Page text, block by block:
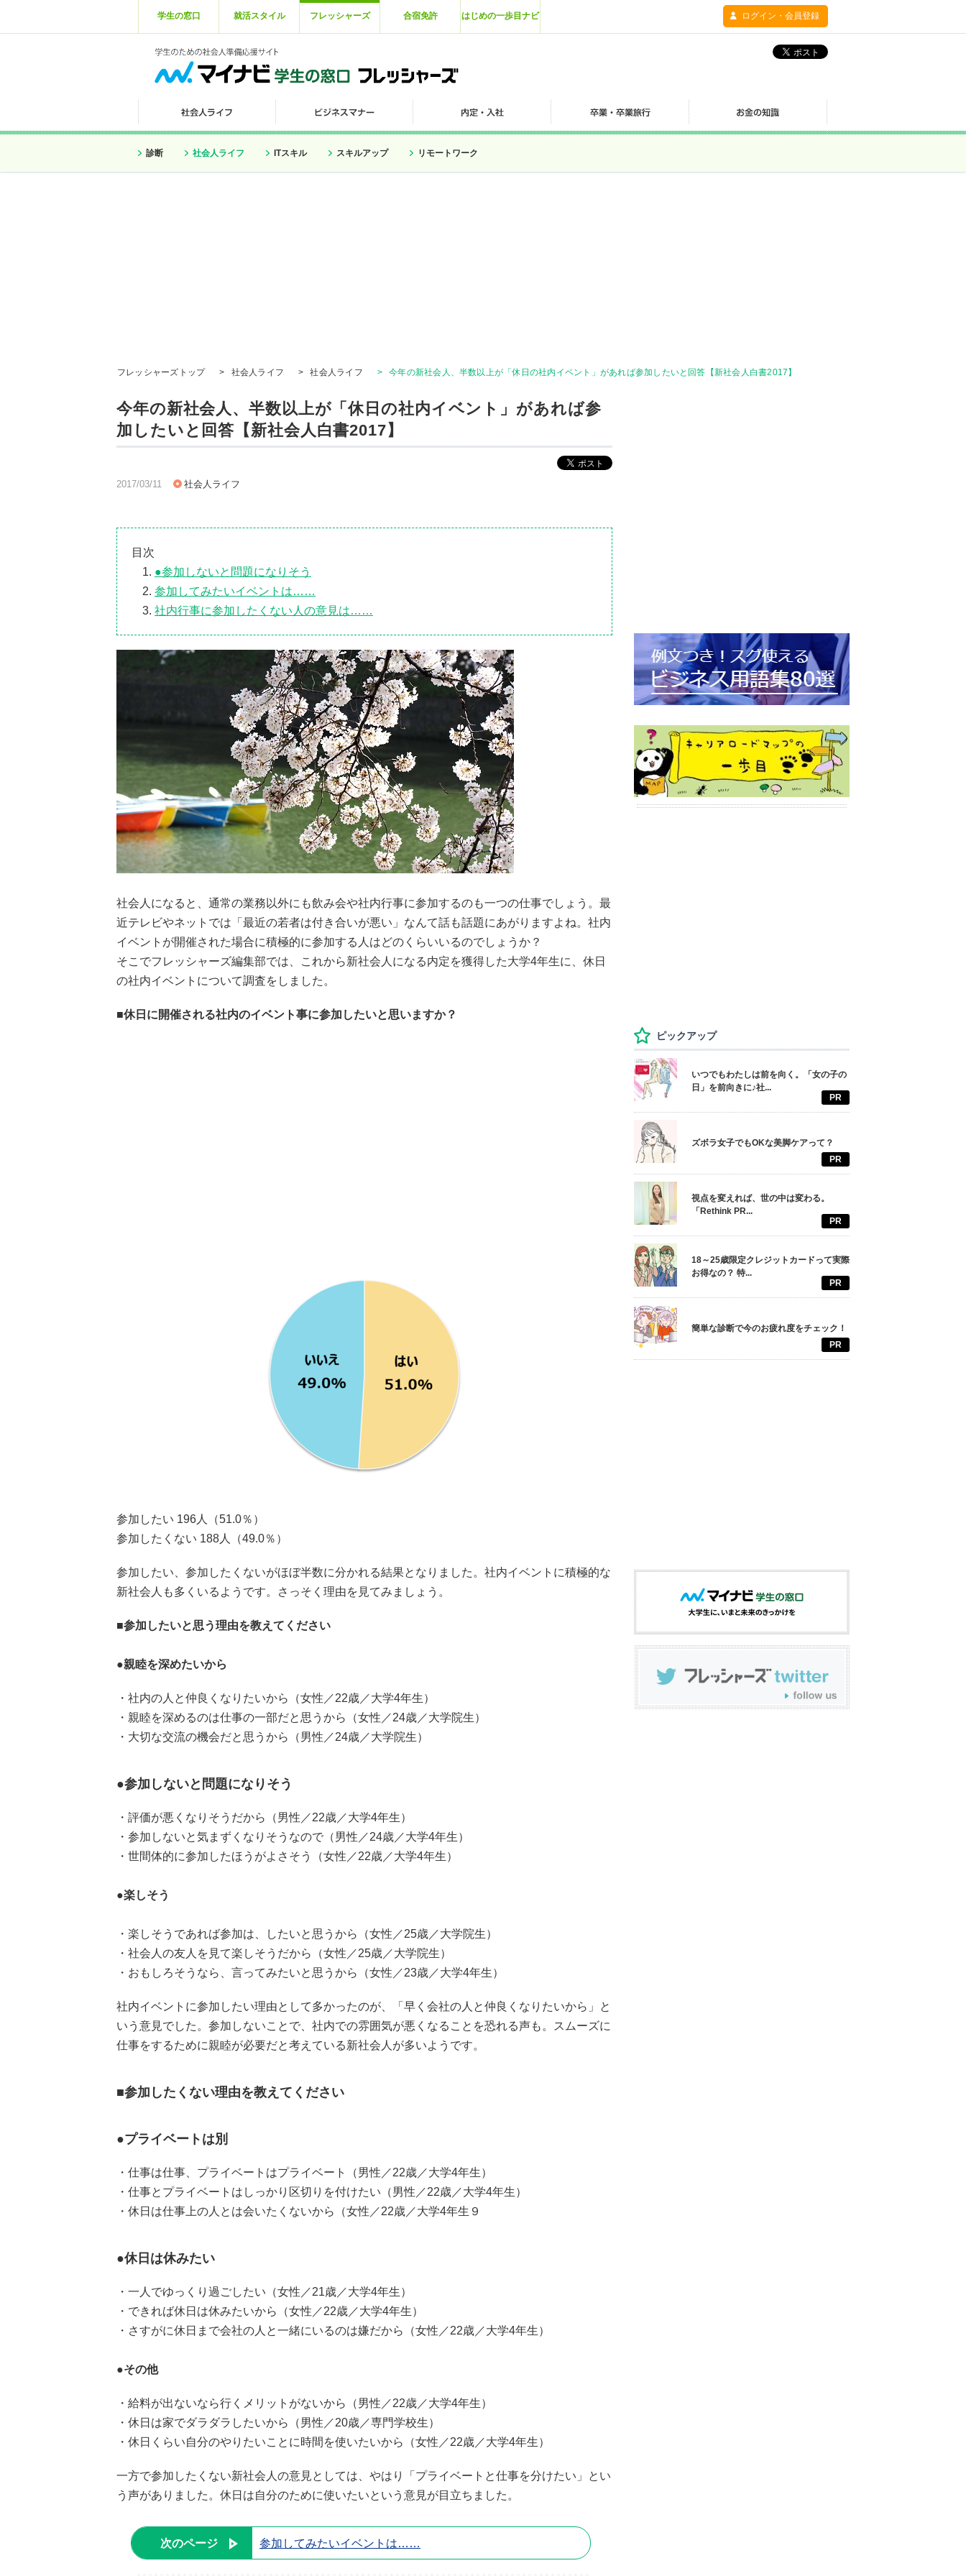
学生の窓口 就活スタイル フレッシャーズ 合宿免許 はじめの一歩目ナビ ログイン・会員登録
診断 社会人ライフ ITスキル スキルアップ リモートワーク
フレッシャーズトップ > 社会人ライフ > 社会人ライフ > 今年の新社会人、半数以上が「休日の社内イベント」があれば参加したいと回答【新社会人白書2017】
今年の新社会人、半数以上が「休日の社内イベント」があれば参
加したいと回答【新社会人白書2017】
2017/03/11 社会人ライフ
目次
●参加しないと問題になりそう
参加してみたいイベントは……
社内行事に参加したくない人の意見は……
社会人になると、通常の業務以外にも飲み会や社内行事に参加するのも一つの仕事でしょう。最
近テレビやネットでは「最近の若者は付き合いが悪い」なんて話も話題にあがりますよね。社内
イベントが開催された場合に積極的に参加する人はどのくらいいるのでしょうか？
そこでフレッシャーズ編集部では、これから新社会人になる内定を獲得した大学4年生に、休日
の社内イベントについて調査をしました。
■休日に開催される社内のイベント事に参加したいと思いますか？
参加したい 196人（51.0％）
参加したくない 188人（49.0％）
参加したい、参加したくないがほぼ半数に分かれる結果となりました。社内イベントに積極的な
新社会人も多くいるようです。さっそく理由を見てみましょう。
■参加したいと思う理由を教えてください
●親睦を深めたいから
・社内の人と仲良くなりたいから（女性／22歳／大学4年生）
・親睦を深めるのは仕事の一部だと思うから（女性／24歳／大学院生）
・大切な交流の機会だと思うから（男性／24歳／大学院生）
●参加しないと問題になりそう
・評価が悪くなりそうだから（男性／22歳／大学4年生）
・参加しないと気まずくなりそうなので（男性／24歳／大学4年生）
・世間体的に参加したほうがよさそう（女性／22歳／大学4年生）
●楽しそう
・楽しそうであれば参加は、したいと思うから（女性／25歳／大学院生）
・社会人の友人を見て楽しそうだから（女性／25歳／大学院生）
・おもしろそうなら、言ってみたいと思うから（女性／23歳／大学4年生）
社内イベントに参加したい理由として多かったのが、「早く会社の人と仲良くなりたいから」と
いう意見でした。参加しないことで、社内での雰囲気が悪くなることを恐れる声も。スムーズに
仕事をするために親睦が必要だと考えている新社会人が多いようです。
■参加したくない理由を教えてください
●プライベートは別
・仕事は仕事、プライベートはプライベート（男性／22歳／大学4年生）
・仕事とプライベートはしっかり区切りを付けたい（男性／22歳／大学4年生）
・休日は仕事上の人とは会いたくないから（女性／22歳／大学4年生９
●休日は休みたい
・一人でゆっくり過ごしたい（女性／21歳／大学4年生）
・できれば休日は休みたいから（女性／22歳／大学4年生）
・さすがに休日まで会社の人と一緒にいるのは嫌だから（女性／22歳／大学4年生）
●その他
・給料が出ないなら行くメリットがないから（男性／22歳／大学4年生）
・休日は家でダラダラしたいから（男性／20歳／専門学校生）
・休日くらい自分のやりたいことに時間を使いたいから（女性／22歳／大学4年生）
一方で参加したくない新社会人の意見としては、やはり「プライベートと仕事を分けたい」とい
う声がありました。休日は自分のために使いたいという意見が目立ちました。
次のページ 参加してみたいイベントは……
ピックアップ
いつでもわたしは前を向く。「女の子の
日」を前向きに♪社...
PR
ズボラ女子でもOKな美脚ケアって？
PR
視点を変えれば、世の中は変わる。
「Rethink PR...
PR
18～25歳限定クレジットカードって実際
お得なの？ 特...
PR
簡単な診断で今のお疲れ度をチェック！
PR